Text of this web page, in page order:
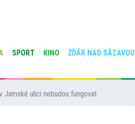
SPORT KINO ŽĎÁR NAD SÁZAVOU
Jamské ulici nebudou fungovat